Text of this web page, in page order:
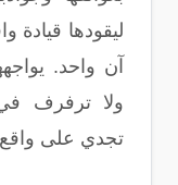
ليقودها قيادة
آن واحد.
ولا ترفرف
تجدي على واقع